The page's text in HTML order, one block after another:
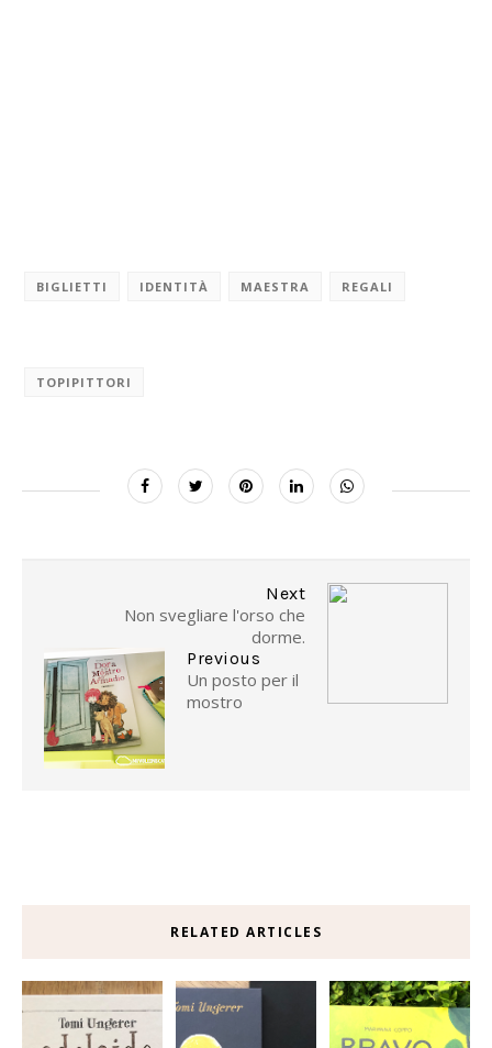
BIGLIETTI IDENTITÀ MAESTRA REGALI
TOPIPITTORI
Next
Non svegliare l'orso che
dorme.
Previous
Un posto per il
mostro
RELATED ARTICLES